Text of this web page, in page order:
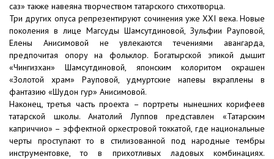
саз» также навеяна творчеством татарского стихотворца.
Три других опуса репрезентируют сочинения уже XXI века. Новые
поколения в лице Магсуды Шамсутдиновой, Зульфии Рауповой,
Елены Анисимовой не увлекаются течениями авангарда,
предпочитая опору на фольклор. Богатырской эпикой дышит
«Чингизхан» Шамсутдиновой, японским колоритом окрашен
«Золотой храм» Рауповой, удмуртские напевы вкраплены в
фантазию «Шудон гур» Анисимовой.
Наконец, третья часть проекта – портреты нынешних корифеев
татарской школы. Анатолий Луппов представлен «Татарским
каприччио» – эффектной оркестровой токкатой, где национальные
черты проступают то в стилизованной под народные тембры
инструментовке, то в прихотливых ладовых комбинациях.